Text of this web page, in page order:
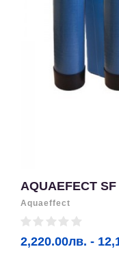
AQUAEFECT
Aquaeffect
2,220.00лв. -